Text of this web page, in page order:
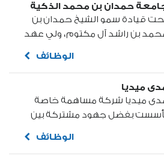
من أجل مستقبلٍ زاهٍ للأجيال
في ظل المستجدات
ومعطيات...
حمدان بن محمد الذكية
قيادة سمو الشيخ حمدان بن
بن راشد آل مكتوم، ولي عهد
الجامعة على عاتقها نشر ثقافة
التعليم الإلكتروني على امتداد
العربية...
الوظائف
ميديا
ميديا شركة مساهمة خاصة
بفضل جهود مشتركة بين
تحت مظلة صندوق دبي للاستثمار.
الوظائف